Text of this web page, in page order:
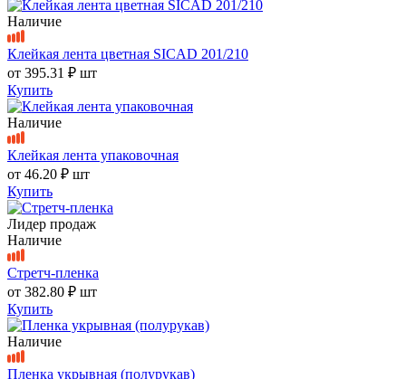
Наличие
Клейкая лента цветная SICAD 201/210
от 395.31 ₽ шт
Купить
Наличие
Клейкая лента упаковочная
от 46.20 ₽ шт
Купить
Лидер продаж
Наличие
Стретч-пленка
от 382.80 ₽ шт
Купить
Наличие
Пленка укрывная (полурукав)